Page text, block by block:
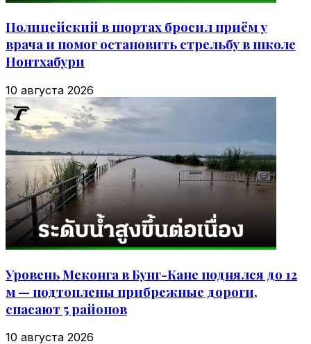
Полицейский в шортах бросил приём у
врача и помог остановить стрельбу в школе
Нонтхабури
10 августа 2026
Уровень Меконга в Бунг-Кане поднялся до 12
м — подтоплены прибрежные дороги,
спасают 5 районов
10 августа 2026